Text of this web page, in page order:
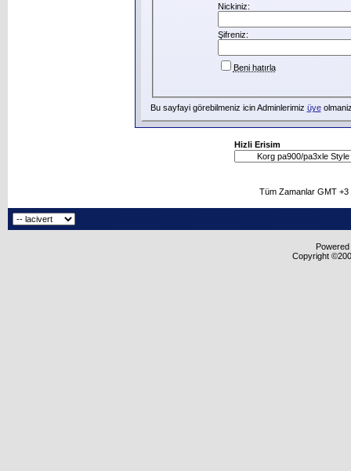
Nickiniz:
Şifreniz:
Beni hatırla
Bu sayfayi görebilmeniz icin Adminlerimiz üye
Hizli Erisim
Tüm Zamanlar GMT
Copyright